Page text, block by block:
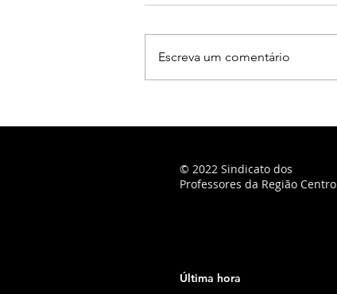
Escreva um comentário
© 2022 Sindicato dos
Professores da Região Centro
Última hora